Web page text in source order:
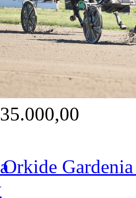
35.000,00
Orkide Gardenia